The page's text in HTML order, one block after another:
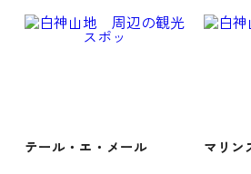
テール・エ・メール マリン